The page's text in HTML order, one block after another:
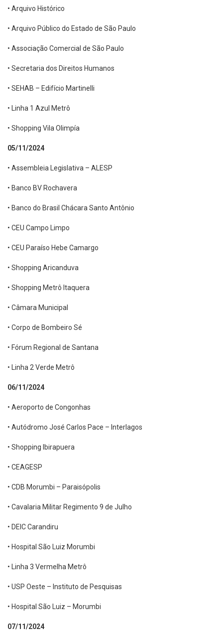
• Arquivo Histórico
• Arquivo Público do Estado de São Paulo
• Associação Comercial de São Paulo
• Secretaria dos Direitos Humanos
• SEHAB – Edifício Martinelli
• Linha 1 Azul Metrô
• Shopping Vila Olimpía
05/11/2024
• Assembleia Legislativa – ALESP
• Banco BV Rochavera
• Banco do Brasil Chácara Santo Antônio
• CEU Campo Limpo
• CEU Paraíso Hebe Camargo
• Shopping Aricanduva
• Shopping Metrô Itaquera
• Câmara Municipal
• Corpo de Bombeiro Sé
• Fórum Regional de Santana
• Linha 2 Verde Metrô
06/11/2024
• Aeroporto de Congonhas
• Autódromo José Carlos Pace – Interlagos
• Shopping Ibirapuera
• CEAGESP
• CDB Morumbi – Paraisópolis
• Cavalaria Militar Regimento 9 de Julho
• DEIC Carandiru
• Hospital São Luiz Morumbi
• Linha 3 Vermelha Metrô
• USP Oeste – Instituto de Pesquisas
• Hospital São Luiz – Morumbi
07/11/2024